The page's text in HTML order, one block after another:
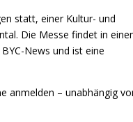
statt, einer Kultur- und
Die Messe findet in
BYC-News und ist eine
anmelden – unabhängig